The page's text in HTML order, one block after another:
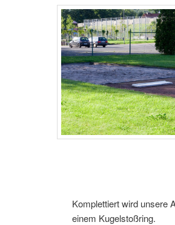
Komplettiert wird unsere
einem Kugelstoßring.